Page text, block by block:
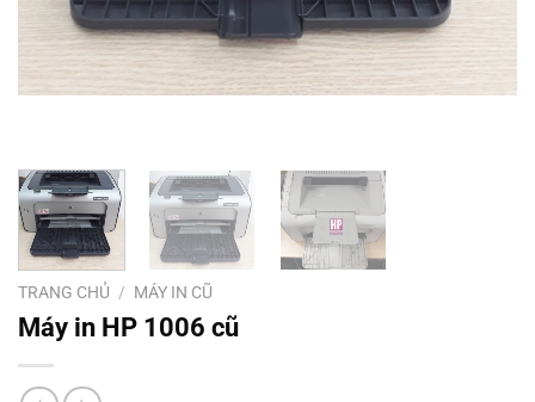
TRANG CHỦ / MÁY IN CŨ
Máy in HP 1006 cũ